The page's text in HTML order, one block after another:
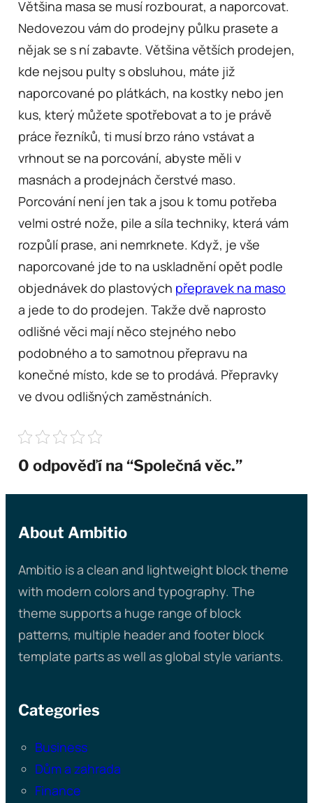
Většina masa se musí rozbourat, a naporcovat.
Nedovezou vám do prodejny půlku prasete a
nějak se s ní zabavte. Většina větších prodejen,
kde nejsou pulty s obsluhou, máte již
naporcované po plátkách, na kostky nebo jen
kus, který můžete spotřebovat a to je právě
práce řezníků, ti musí brzo ráno vstávat a
vrhnout se na porcování, abyste měli v
masnách a prodejnách čerstvé maso.
Porcování není jen tak a jsou k tomu potřeba
velmi ostré nože, pile a síla techniky, která vám
rozpůlí prase, ani nemrknete. Když, je vše
naporcované jde to na uskladnění opět podle
objednávek do plastových přepravek na maso
a jede to do prodejen. Takže dvě naprosto
odlišné věci mají něco stejného nebo
podobného a to samotnou přepravu na
konečné místo, kde se to prodává. Přepravky
ve dvou odlišných zaměstnáních.
0 odpověďí na “Společná věc.”
About Ambitio
Ambitio is a clean and lightweight block theme
with modern colors and typography. The
theme supports a huge range of block
patterns, multiple header and footer block
template parts as well as global style variants.
Categories
Business
Dům a zahrada
Finance